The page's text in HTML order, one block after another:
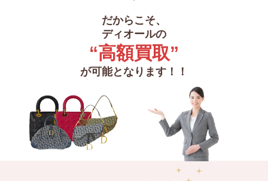
だからこそ、
ディオールの
“高額買取”
が可能となります！！